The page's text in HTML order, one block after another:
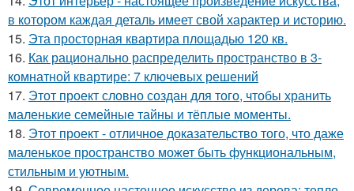
в котором каждая деталь имеет свой характер и историю.
15. Эта просторная квартира площадью 120 кв.
16. Как рационально распределить пространство в 3-
комнатной квартире: 7 ключевых решений
17. Этот проект словно создан для того, чтобы хранить
маленькие семейные тайны и тёплые моменты.
18. Этот проект - отличное доказательство того, что даже
маленькое пространство может быть функциональным,
стильным и уютным.